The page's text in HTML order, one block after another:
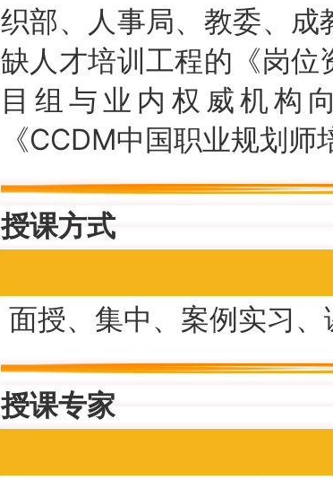
织部、人事局、教委、成
缺人才培训工程的《岗位
目组与业内权威机构
《CCDM中国职业规划师
授课方式
面授、集中、案例实习、
授课专家